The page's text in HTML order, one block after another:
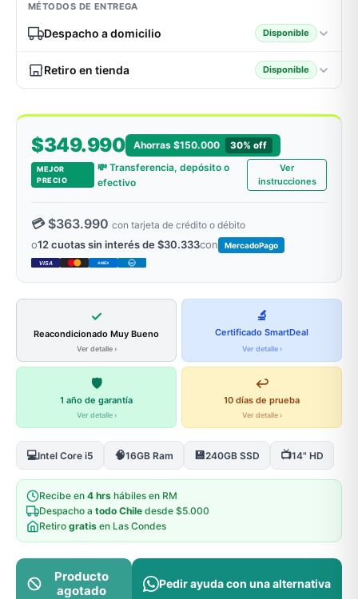
MÉTODOS DE ENTREGA
Despacho a domicilio Disponible
Retiro en tienda Disponible
$349.990 Ahorras $150.000 30% off
MEJOR
PRECIO
💸 Transferencia, depósito o
efectivo
Ver
instrucciones
💳 $363.990 con tarjeta de crédito o débito
o12 cuotas sin interés de $30.333con MercadoPago
VISA AMEX DC
✓
Reacondicionado Muy Bueno
Ver detalle ›
🔬
Certificado SmartDeal
Ver detalle ›
🛡️
1 año de garantía
Ver detalle ›
↩️
10 días de prueba
Ver detalle ›
💻Intel Core i5 🧠16GB Ram 💾240GB SSD 📺14" HD
Recibe en 4 hrs hábiles en RM
Despacho a todo Chile desde $5.000
Retiro gratis en Las Condes
Producto
agotado
Pedir ayuda con una alternativa